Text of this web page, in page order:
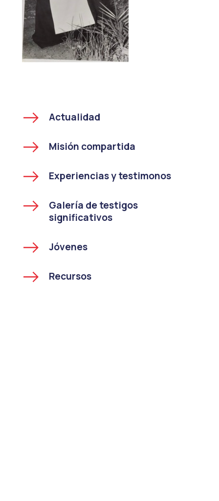
Actualidad
Misión compartida
Experiencias y testimonos
Galería de testigos
significativos
Jóvenes
Recursos